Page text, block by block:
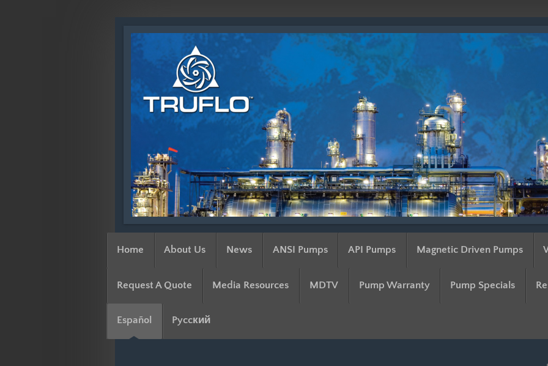
Home About Us News ANSI Pumps API Pumps Magnetic Driven Pumps
Request A Quote Media Resources MDTV Pump Warranty Pump Specials
Español Pyccкий